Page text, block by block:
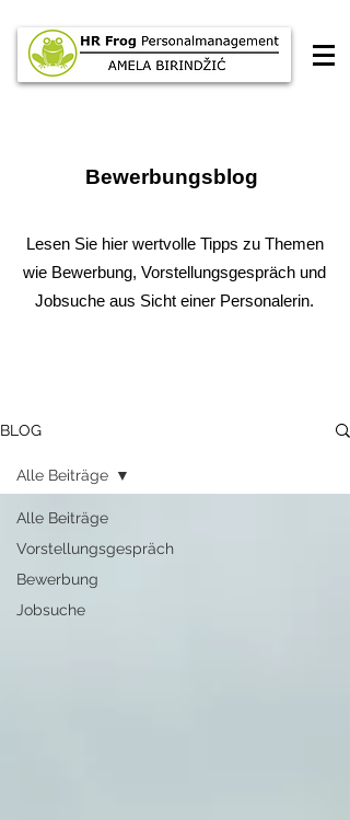
Bewerbungsblog
Lesen Sie hier wertvolle Tipps zu Themen
wie Bewerbung, Vorstellungsgespräch und
Jobsuche aus Sicht einer Personalerin.
BLOG
Alle Beiträge
Vorstellungsgespräch
Bewerbung
Jobsuche
Alle Beiträge